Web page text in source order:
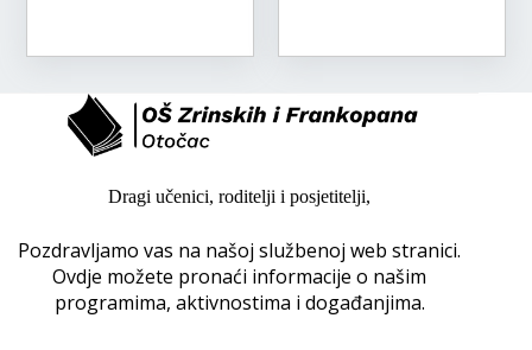
Dragi učenici, roditelji i posjetitelji,
Pozdravljamo vas na našoj službenoj web stranici.
Ovdje možete pronaći informacije o našim
programima, aktivnostima i događanjima.